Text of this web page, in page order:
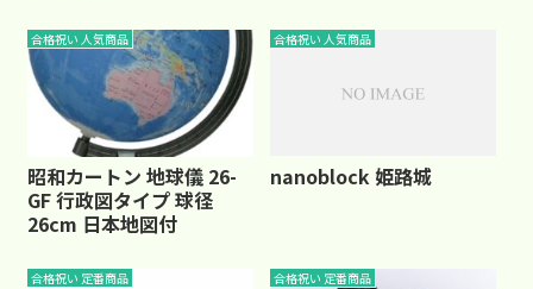
合格祝い 人気商品
昭和カートン 地球儀 26-
GF 行政図タイプ 球径
26cm 日本地図付
合格祝い 人気商品
nanoblock 姫路城
合格祝い 定番商品 合格祝い 定番商品